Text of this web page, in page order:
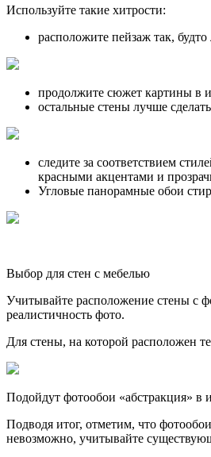
Используйте такие хитрости:
расположите пейзаж так,
продолжите сюжет картины в
остальные стены лучше
следите за соответствием
красными акцентами и
Угловые панорамные обои
Выбор для стен с мебелью
Учитывайте расположение стены с
реалистичность фото.
Для стены, на которой расположен
Подойдут фотообои «абстракция» в
Подводя итог, отметим, что
невозможно, учитывайте